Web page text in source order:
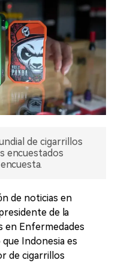
de cigarrillos
encuestados
de noticias en
de la
en Enfermedades
Indonesia es
de cigarrillos